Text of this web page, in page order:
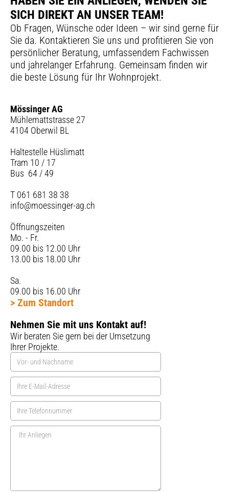
SICH DIREKT AN UNSER TEAM!
Ob Fragen, Wünsche oder Ideen – wir sind gerne für
Sie da. Kontaktieren Sie uns und profitieren Sie von
persönlicher Beratung, umfassendem Fachwissen
und jahrelanger Erfahrung. Gemeinsam finden wir
die beste Lösung für Ihr Wohnprojekt.
Mössinger AG
Mühlemattstrasse 27
4104 Oberwil BL
Haltestelle Hüslimatt
Tram 10 / 17
Bus 64 / 49
T 061 681 38 38
info@moessinger-ag.ch
Öffnungszeiten
Mo. - Fr.
09.00 bis 12.00 Uhr
13.00 bis 18.00 Uhr
Sa.
09.00 bis 16.00 Uhr
> Zum Standort
Nehmen Sie mit uns Kontakt auf!
Wir beraten Sie gern bei der Umsetzung
Ihrer Projekte.